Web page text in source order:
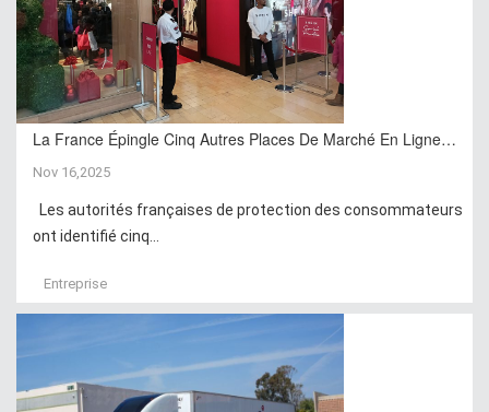
La France Épingle Cinq Autres Places De Marché En Ligne…
Nov 16,2025
Les autorités françaises de protection des consommateurs
ont identifié cinq...
Entreprise